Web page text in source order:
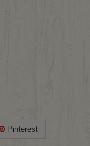
Pinterest